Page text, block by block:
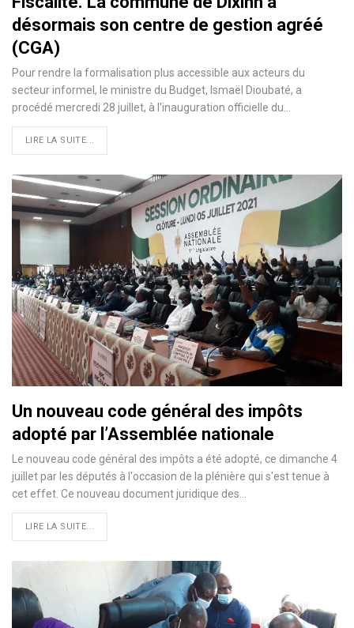
désormais son centre de gestion agréé
(CGA)
Pour rendre la formalisation plus accessible aux acteurs du
secteur informel, le ministre du Budget, Ismaël Dioubaté, a
procédé mercredi 28 juillet, à l'inauguration officielle du…
LIRE LA SUITE...
Un nouveau code général des impôts
adopté par l’Assemblée nationale
Le nouveau code général des impôts a été adopté, ce dimanche 4
juillet par les députés à l'occasion de la plénière qui s'est tenue à
cet effet. Ce nouveau document juridique des…
LIRE LA SUITE...